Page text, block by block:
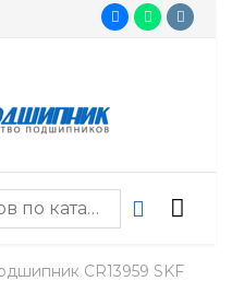
CR13959 SKF